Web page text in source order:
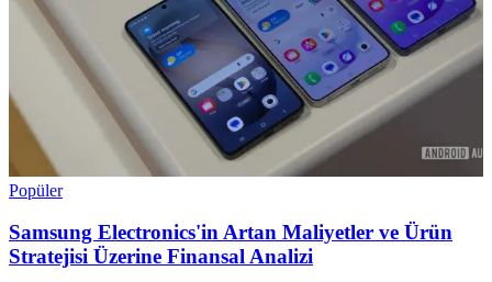
Popüler
Samsung Electronics'in Artan Maliyetler ve Ürün
Stratejisi Üzerine Finansal Analizi